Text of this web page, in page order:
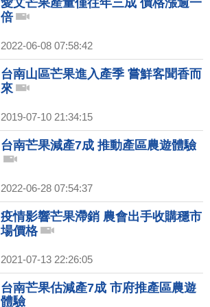
愛文芒果產量僅往年三成 價格漲逾一
倍
2022-06-08 07:58:42
台南山區芒果進入產季 嘗鮮客聞香而
來
2019-07-10 21:34:15
台南芒果減產7成 推動產區農遊體驗
2022-06-28 07:54:37
疫情影響芒果滯銷 農會出手收購穩市
場價格
2021-07-13 22:26:05
台南芒果估減產7成 市府推產區農遊
體驗